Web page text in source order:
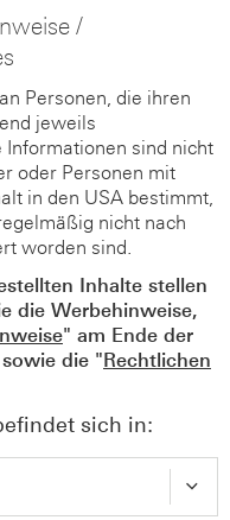
/
Personen, die ihren
jeweils
Informationen sind nicht
oder Personen mit
in den USA bestimmt,
nicht nach
worden sind.
Inhalte stellen
die Werbehinweise,
" am Ende der
die "Rechtlichen
sich in: